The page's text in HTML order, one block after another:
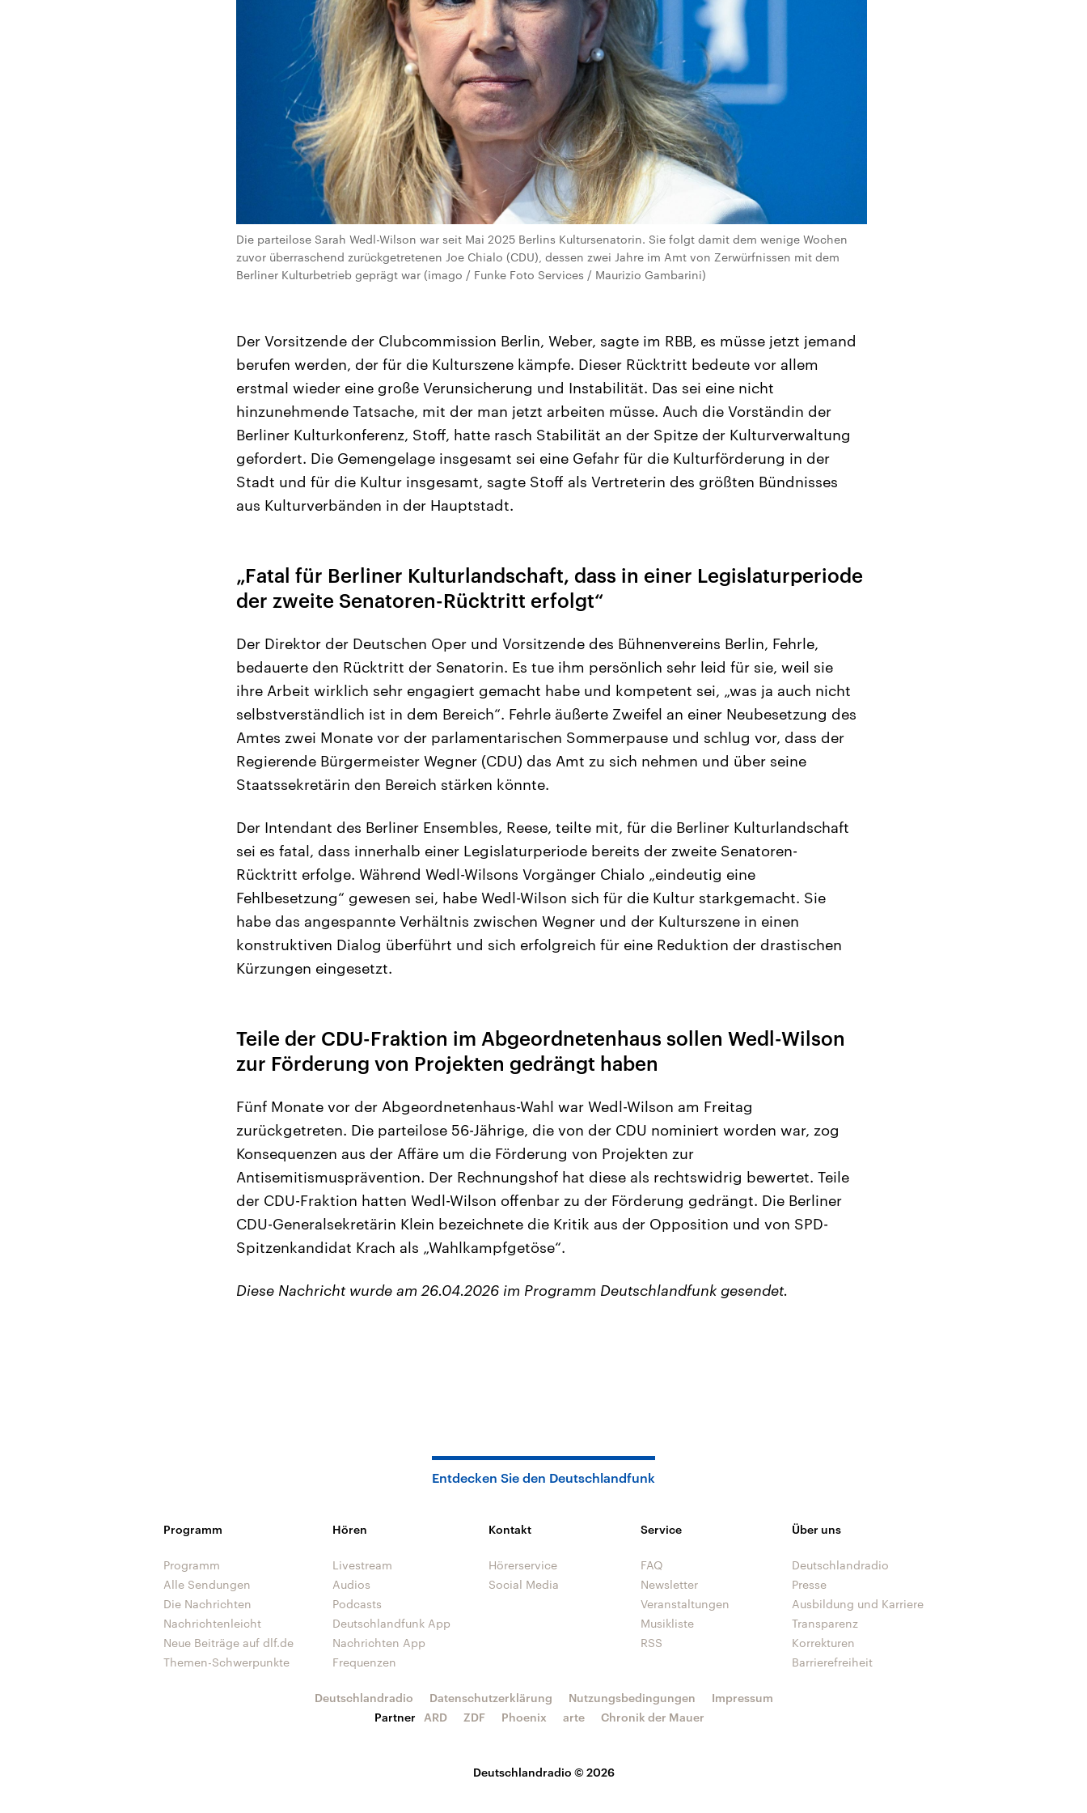
Die parteilose Sarah Wedl-Wilson war seit Mai 2025 Berlins Kultursenatorin. Sie folgt damit dem wenige Wochen
zuvor überraschend zurückgetretenen Joe Chialo (CDU), dessen zwei Jahre im Amt von Zerwürfnissen mit dem
Berliner Kulturbetrieb geprägt war (imago / Funke Foto Services / Maurizio Gambarini)
Der Vorsitzende der Clubcommission Berlin, Weber, sagte im RBB, es müsse jetzt jemand
berufen werden, der für die Kulturszene kämpfe. Dieser Rücktritt bedeute vor allem
erstmal wieder eine große Verunsicherung und Instabilität. Das sei eine nicht
hinzunehmende Tatsache, mit der man jetzt arbeiten müsse. Auch die Vorständin der
Berliner Kulturkonferenz, Stoff, hatte rasch Stabilität an der Spitze der Kulturverwaltung
gefordert. Die Gemengelage insgesamt sei eine Gefahr für die Kulturförderung in der
Stadt und für die Kultur insgesamt, sagte Stoff als Vertreterin des größten Bündnisses
aus Kulturverbänden in der Hauptstadt.
„Fatal für Berliner Kulturlandschaft, dass in einer Legislaturperiode
der zweite Senatoren-Rücktritt erfolgt“
Der Direktor der Deutschen Oper und Vorsitzende des Bühnenvereins Berlin, Fehrle,
bedauerte den Rücktritt der Senatorin. Es tue ihm persönlich sehr leid für sie, weil sie
ihre Arbeit wirklich sehr engagiert gemacht habe und kompetent sei, „was ja auch nicht
selbstverständlich ist in dem Bereich“. Fehrle äußerte Zweifel an einer Neubesetzung des
Amtes zwei Monate vor der parlamentarischen Sommerpause und schlug vor, dass der
Regierende Bürgermeister Wegner (CDU) das Amt zu sich nehmen und über seine
Staatssekretärin den Bereich stärken könnte.
Der Intendant des Berliner Ensembles, Reese, teilte mit, für die Berliner Kulturlandschaft
sei es fatal, dass innerhalb einer Legislaturperiode bereits der zweite Senatoren-
Rücktritt erfolge. Während Wedl-Wilsons Vorgänger Chialo „eindeutig eine
Fehlbesetzung“ gewesen sei, habe Wedl-Wilson sich für die Kultur starkgemacht. Sie
habe das angespannte Verhältnis zwischen Wegner und der Kulturszene in einen
konstruktiven Dialog überführt und sich erfolgreich für eine Reduktion der drastischen
Kürzungen eingesetzt.
Teile der CDU-Fraktion im Abgeordnetenhaus sollen Wedl-Wilson
zur Förderung von Projekten gedrängt haben
Fünf Monate vor der Abgeordnetenhaus-Wahl war Wedl-Wilson am Freitag
zurückgetreten. Die parteilose 56-Jährige, die von der CDU nominiert worden war, zog
Konsequenzen aus der Affäre um die Förderung von Projekten zur
Antisemitismusprävention. Der Rechnungshof hat diese als rechtswidrig bewertet. Teile
der CDU-Fraktion hatten Wedl-Wilson offenbar zu der Förderung gedrängt. Die Berliner
CDU-Generalsekretärin Klein bezeichnete die Kritik aus der Opposition und von SPD-
Spitzenkandidat Krach als „Wahlkampfgetöse“.
Diese Nachricht wurde am 26.04.2026 im Programm Deutschlandfunk gesendet.
Entdecken Sie den Deutschlandfunk
Programm
Programm
Alle Sendungen
Die Nachrichten
Nachrichtenleicht
Neue Beiträge auf dlf.de
Themen-Schwerpunkte
Hören
Livestream
Audios
Podcasts
Deutschlandfunk App
Nachrichten App
Frequenzen
Kontakt
Hörerservice
Social Media
Service
FAQ
Newsletter
Veranstaltungen
Musikliste
RSS
Über uns
Deutschlandradio
Presse
Ausbildung und Karriere
Transparenz
Korrekturen
Barrierefreiheit
Deutschlandradio © 2026
Deutschlandradio Datenschutzerklärung Nutzungsbedingungen
Impressum
Partner
ARD ZDF Phoenix arte Chronik der Mauer